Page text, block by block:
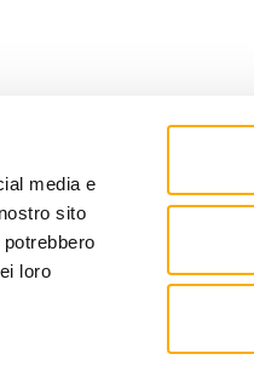
media e
sito
loro
+39 0434 623137 |